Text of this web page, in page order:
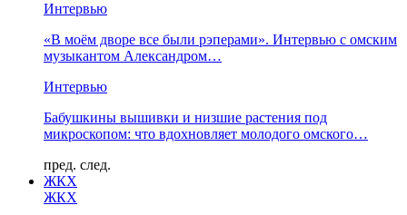
Интервью
«В моём дворе все были рэперами». Интервью с омским
музыкантом Александром…
Интервью
Бабушкины вышивки и низшие растения под
микроскопом: что вдохновляет молодого омского…
пред. след.
ЖКХ
ЖКХ